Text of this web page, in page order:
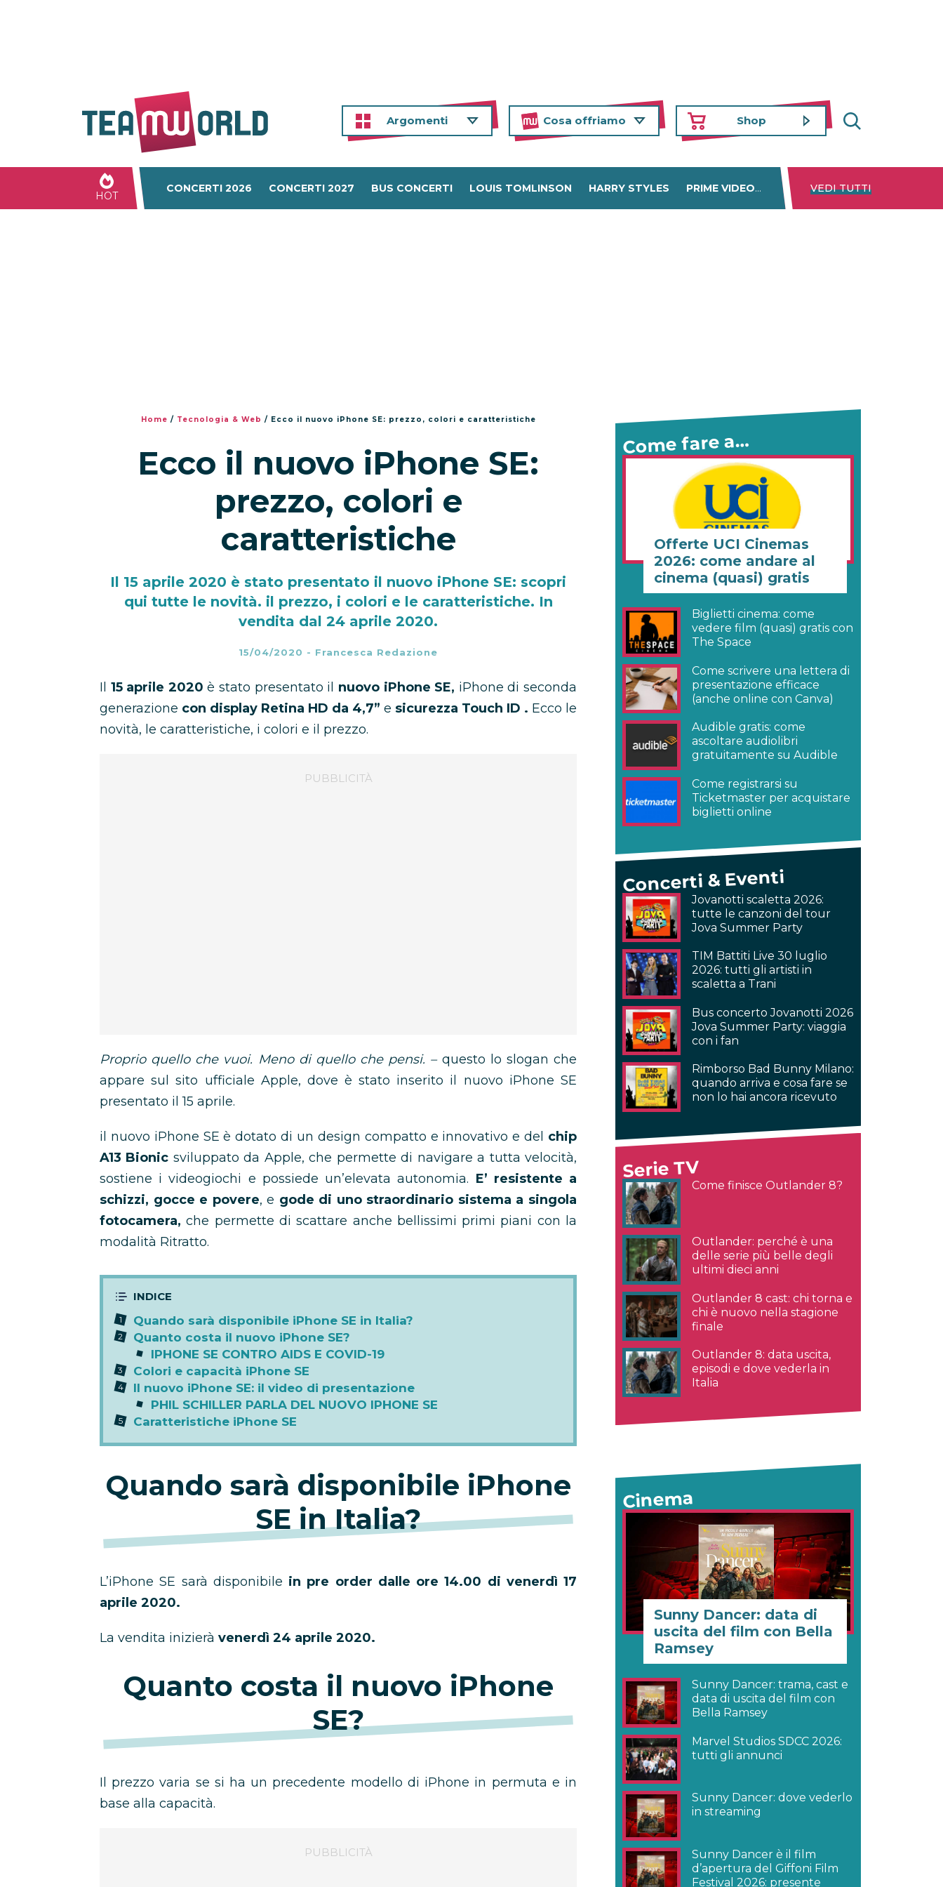
Argomenti Cosa offriamo Shop
HOT
CONCERTI 2026 CONCERTI 2027 BUS CONCERTI LOUIS TOMLINSON HARRY STYLES PRIME VIDEO DISNEY+ NETFLIX
VEDI TUTTI
Home / Tecnologia & Web / Ecco il nuovo iPhone SE: prezzo, colori e caratteristiche
Ecco il nuovo iPhone SE:
prezzo, colori e
caratteristiche
Il 15 aprile 2020 è stato presentato il nuovo iPhone SE: scopri
qui tutte le novità. il prezzo, i colori e le caratteristiche. In
vendita dal 24 aprile 2020.
15/04/2020 - Francesca Redazione
Il 15 aprile 2020 è stato presentato il nuovo iPhone SE, iPhone di seconda
generazione con display Retina HD da 4,7” e sicurezza Touch ID . Ecco le
novità, le caratteristiche, i colori e il prezzo.
Proprio quello che vuoi. Meno di quello che pensi. – questo lo slogan che
appare sul sito ufficiale Apple, dove è stato inserito il nuovo iPhone SE
presentato il 15 aprile.
il nuovo iPhone SE è dotato di un design compatto e innovativo e del chip
A13 Bionic sviluppato da Apple, che permette di navigare a tutta velocità,
sostiene i videogiochi e possiede un’elevata autonomia. E’ resistente a
schizzi, gocce e povere, e gode di uno straordinario sistema a singola
fotocamera, che permette di scattare anche bellissimi primi piani con la
modalità Ritratto.
Quando sarà disponibile iPhone SE in Italia?
Quanto costa il nuovo iPhone SE?
IPHONE SE CONTRO AIDS E COVID-19
Colori e capacità iPhone SE
Il nuovo iPhone SE: il video di presentazione
PHIL SCHILLER PARLA DEL NUOVO IPHONE SE
Caratteristiche iPhone SE
Quando sarà disponibile iPhone
SE in Italia?
L’iPhone SE sarà disponibile in pre order dalle ore 14.00 di venerdì 17
aprile 2020.
La vendita inizierà venerdì 24 aprile 2020.
Quanto costa il nuovo iPhone
SE?
Il prezzo varia se si ha un precedente modello di iPhone in permuta e in
base alla capacità.
Come fare a…
Offerte UCI Cinemas
2026: come andare al
cinema (quasi) gratis
Biglietti cinema: come
vedere film (quasi) gratis con
The Space
Come scrivere una lettera di
presentazione efficace
(anche online con Canva)
Audible gratis: come
ascoltare audiolibri
gratuitamente su Audible
Come registrarsi su
Ticketmaster per acquistare
biglietti online
Concerti & Eventi
Jovanotti scaletta 2026:
tutte le canzoni del tour
Jova Summer Party
TIM Battiti Live 30 luglio
2026: tutti gli artisti in
scaletta a Trani
Bus concerto Jovanotti 2026
Jova Summer Party: viaggia
con i fan
Rimborso Bad Bunny Milano:
quando arriva e cosa fare se
non lo hai ancora ricevuto
Serie TV
Come finisce Outlander 8?
Outlander: perché è una
delle serie più belle degli
ultimi dieci anni
Outlander 8 cast: chi torna e
chi è nuovo nella stagione
finale
Outlander 8: data uscita,
episodi e dove vederla in
Italia
Cinema
Sunny Dancer: data di
uscita del film con Bella
Ramsey
Sunny Dancer: trama, cast e
data di uscita del film con
Bella Ramsey
Marvel Studios SDCC 2026:
tutti gli annunci
Sunny Dancer: dove vederlo
in streaming
Sunny Dancer è il film
d’apertura del Giffoni Film
Festival 2026: presente